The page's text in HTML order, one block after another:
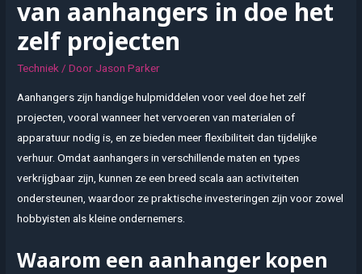
van aanhangers in doe het
zelf projecten
Techniek / Door Jason Parker
Aanhangers zijn handige hulpmiddelen voor veel doe het zelf
projecten, vooral wanneer het vervoeren van materialen of
apparatuur nodig is, en ze bieden meer flexibiliteit dan tijdelijke
verhuur. Omdat aanhangers in verschillende maten en types
verkrijgbaar zijn, kunnen ze een breed scala aan activiteiten
ondersteunen, waardoor ze praktische investeringen zijn voor zowel
hobbyisten als kleine ondernemers.
Waarom een aanhanger kopen